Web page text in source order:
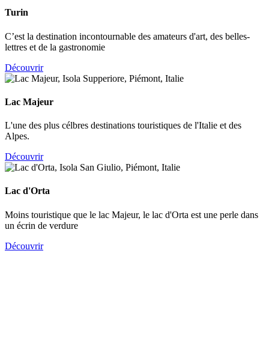
Turin
C’est la destination incontournable des amateurs d'art, des belles-
lettres et de la gastronomie
Découvrir
Lac Majeur
L'une des plus célbres destinations touristiques de l'Italie et des
Alpes.
Découvrir
Lac d'Orta
Moins touristique que le lac Majeur, le lac d'Orta est une perle dans
un écrin de verdure
Découvrir